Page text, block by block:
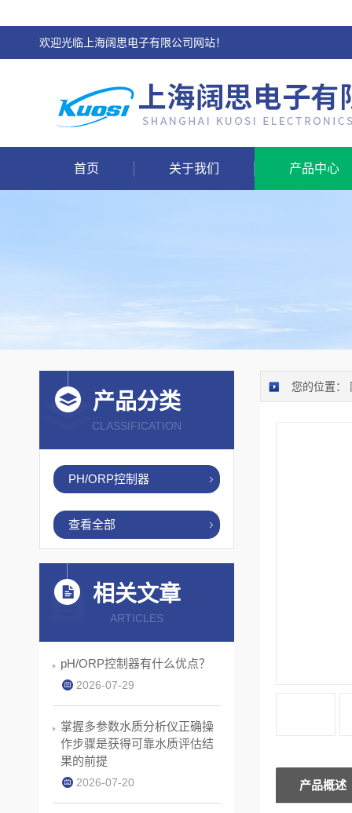
欢迎光临上海阔思电子有限公司网站！
首页 关于我们 产品中心
您的位置：
产品概述
产品分类
CLASSIFICATION
PH/ORP控制器
查看全部
相关文章
ARTICLES
pH/ORP控制器有什么优点？
2026-07-29
掌握多参数水质分析仪正确操
作步骤是获得可靠水质评估结
果的前提
2026-07-20